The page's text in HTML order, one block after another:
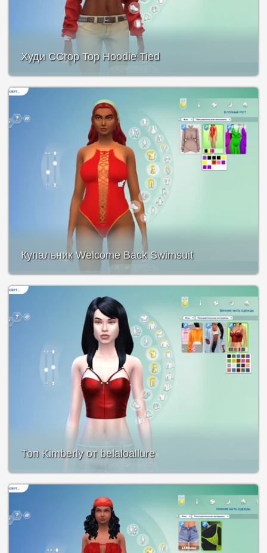
Худи CCrop Top Hoodie Tied
Купальник Welcome Back Swimsuit
Топ Kimberly от belaloallure